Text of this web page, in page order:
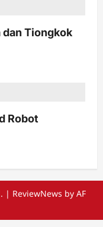
dan Tiongkok
Robot
| ReviewNews by AF